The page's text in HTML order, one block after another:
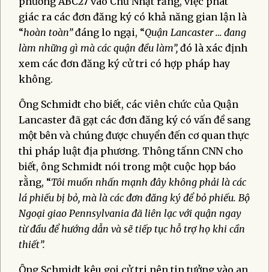
giác ra các đơn đăng ký có khả năng gian lận là
“hoàn toàn”đáng lo ngại, “Quận Lancaster … đang
làm những gì mà các quận đều làm”, đó là xác định
xem các đơn đăng ký cử tri có hợp pháp hay
không.
Ông Schmidt cho biết, các viên chức của Quận
Lancaster đã gạt các đơn đăng ký có vấn đề sang
một bên và chúng được chuyển đến cơ quan thực
thi pháp luật địa phương. Thông tấnn CNN cho
biết, ông Schmidt nói trong một cuộc họp báo
rằng, “Tôi muốn nhấn mạnh đây không phải là các
lá phiếu bị bỏ, mà là các đơn đăng ký để bỏ phiếu. Bộ
Ngoại giao Pennsylvania đã liên lạc với quận ngay
từ đầu để hướng dẫn và sẽ tiếp tục hỗ trợ họ khi cần
thiết”.